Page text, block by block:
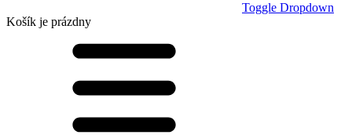
Toggle Dropdown
Košík je prázdny